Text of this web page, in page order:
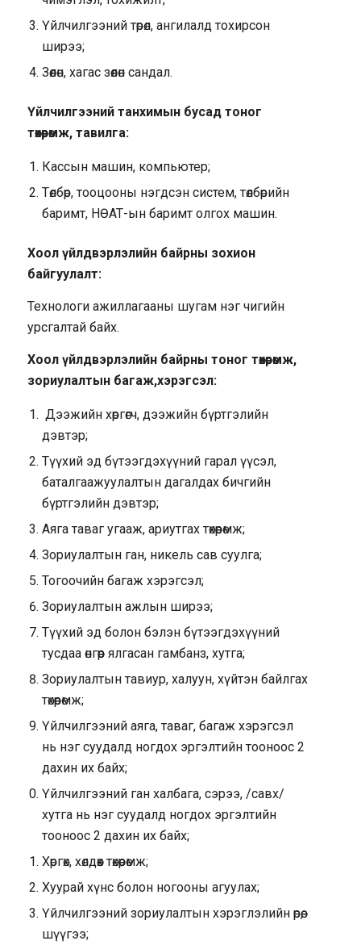
Үйлчилгээний төрөл, ангилалд тохирсон
ширээ;
Зөөлөн, хагас зөөлөн сандал.
Үйлчилгээний танхимын бусад тоног
төхөөрөмж, тавилга:
Кассын машин, компьютер;
Төлбөр, тооцооны нэгдсэн систем, төлбөрийн
баримт, НӨАТ-ын баримт олгох машин.
Хоол үйлдвэрлэлийн байрны зохион
байгуулалт:
Технологи ажиллагааны шугам нэг чигийн
урсгалтай байх.
Хоол үйлдвэрлэлийн байрны тоног төхөөрөмж,
зориулалтын багаж,хэрэгсэл:
Дээжийн хөргөгч, дээжийн бүртгэлийн
дэвтэр;
Түүхий эд бүтээгдэхүүний гарал үүсэл,
баталгаажуулалтын дагалдах бичгийн
бүртгэлийн дэвтэр;
Аяга таваг угааж, ариутгах төхөөрөмж;
Зориулалтын ган, никель сав суулга;
Тогоочийн багаж хэрэгсэл;
Зориулалтын ажлын ширээ;
Түүхий эд болон бэлэн бүтээгдэхүүний
тусдаа өнгөөр ялгасан гамбанз, хутга;
Зориулалтын тавиур, халуун, хүйтэн байлгах
төхөөрөмж;
Үйлчилгээний аяга, таваг, багаж хэрэгсэл
нь нэг суудалд ногдох эргэлтийн тооноос 2
дахин их байх;
Үйлчилгээний ган халбага, сэрээ, /савх/
хутга нь нэг суудалд ногдох эргэлтийн
тооноос 2 дахин их байх;
Хөргөх, хөлдөөх төхөөрөмж;
Хуурай хүнс болон ногооны агуулах;
Үйлчилгээний зориулалтын хэрэглэлийн өрөө,
шүүгээ;